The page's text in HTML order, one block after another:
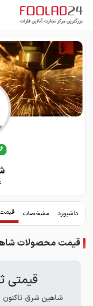
داشبورد مشخصات
قیمت محصولات
قیمتی
شاهین شرق تاکنون